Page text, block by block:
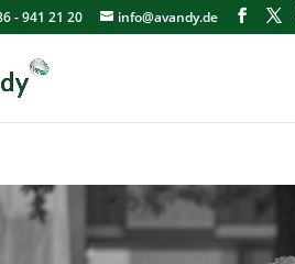
- 941 21 20 info@avandy.de